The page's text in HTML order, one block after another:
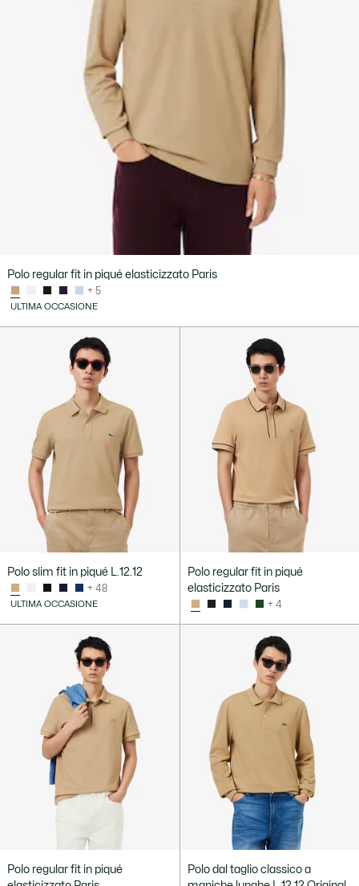
Polo regular fit in piqué elasticizzato Paris
+ 5
ULTIMA OCCASIONE
Polo slim fit in piqué L.12.12
+ 48
ULTIMA OCCASIONE
Polo regular fit in piqué
elasticizzato Paris
+ 4
Polo regular fit in piqué
Polo dal taglio classico a